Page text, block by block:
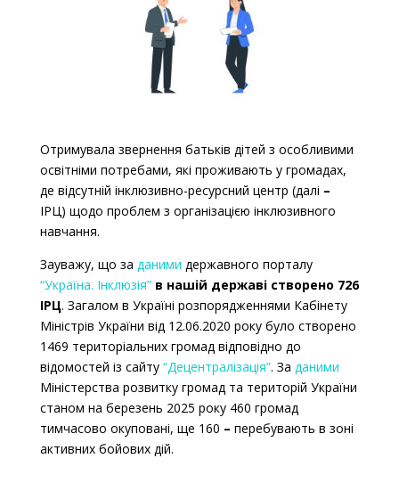
Отримувала звернення батьків дітей з особливими
освітніми потребами, які проживають у громадах,
де відсутній інклюзивно-ресурсний центр (далі –
ІРЦ) щодо проблем з організацією інклюзивного
навчання.
Зауважу, що за даними державного порталу
“Україна. Інклюзія” в нашій державі створено 726
ІРЦ. Загалом в Україні розпорядженнями Кабінету
Міністрів України від 12.06.2020 року було створено
1469 територіальних громад відповідно до
відомостей із сайту “Децентралізація”. За даними
Міністерства розвитку громад та територій України
станом на березень 2025 року 460 громад
тимчасово окуповані, ще 160 – перебувають в зоні
активних бойових дій.